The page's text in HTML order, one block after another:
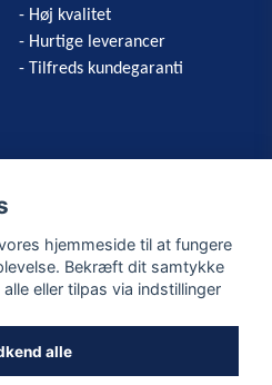
- Høj kvalitet
- Hurtige leverancer
- Tilfreds kundegaranti
hjemmeside til at fungere
Bekræft dit samtykke
eller tilpas via indstillinger
alle